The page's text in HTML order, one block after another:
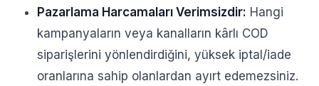
Pazarlama Harcamaları Verimsizdir: Hangi
kampanyaların veya kanalların kârlı COD
siparişlerini yönlendirdiğini, yüksek iptal/iade
oranlarına sahip olanlardan ayırt edemezsiniz.